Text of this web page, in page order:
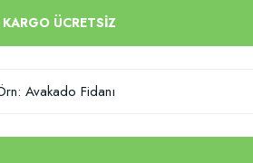
KARGO ÜCRETSİZ